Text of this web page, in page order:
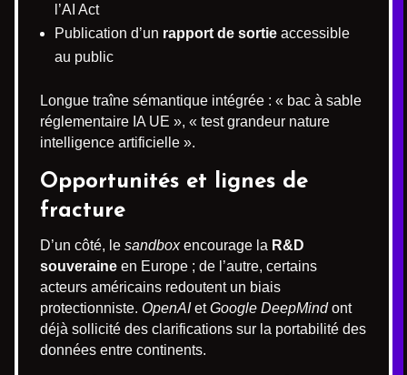
l’AI Act
Publication d’un rapport de sortie accessible
au public
Longue traîne sémantique intégrée : « bac à sable
réglementaire IA UE », « test grandeur nature
intelligence artificielle ».
Opportunités et lignes de
fracture
D’un côté, le sandboxencourage la R&D
souveraine en Europe ; de l’autre, certains
acteurs américains redoutent un biais
protectionniste. OpenAIetGoogle DeepMindont
déjà sollicité des clarifications sur la portabilité des
données entre continents.